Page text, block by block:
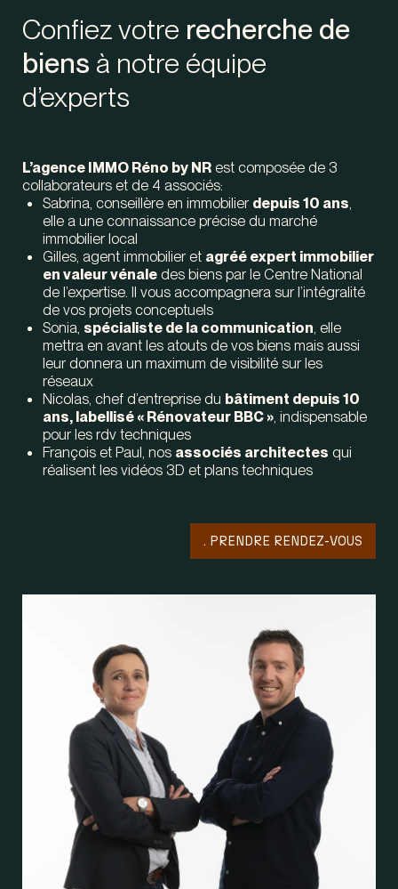
Confiez votre recherche de
biens à notre équipe
d’experts
L’agence IMMO Réno by NR est composée de 3
collaborateurs et de 4 associés:
Sabrina, conseillère en immobilier depuis 10 ans
elle a une connaissance précise du marché
immobilier local
Gilles, agent immobilier et agréé expert immobilier
en valeur vénale des biens par le Centre National
de l’expertise. Il vous accompagnera sur l’intégralité
de vos projets conceptuels
Sonia, spécialiste de la communication , elle
mettra en avant les atouts de vos biens mais aussi
leur donnera un maximum de visibilité sur les
réseaux
Nicolas, chef d’entreprise du bâtiment depuis 10
ans, labellisé « Rénovateur BBC » , indispensable
pour les rdv techniques
François et Paul, nos associés architectes qui
réalisent les vidéos 3D et plans techniques
. PRENDRE RENDEZ-VOUS